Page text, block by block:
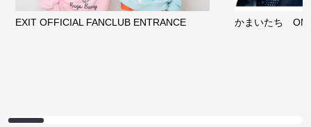
EXIT OFFICIAL FANCLUB ENTRANCE かまいたち